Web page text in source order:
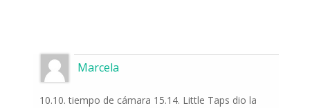
Marcela
10.10. tiempo de cámara 15.14. Little Taps dio la
Una vez a la semana le informaremos sobre
los sucesos más importantes que suceden
frente a las cámaras.